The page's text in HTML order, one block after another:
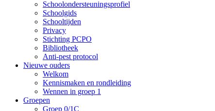
Schoolondersteuningsprofiel
Schoolgids
Schooltijden
Privacy
Stichting PCPO
Bibliotheek
Anti-pest protocol
Nieuwe ouders
Welkom
Kennismaken en rondleiding
Wennen in groep 1
Groepen
Groep 0/1C